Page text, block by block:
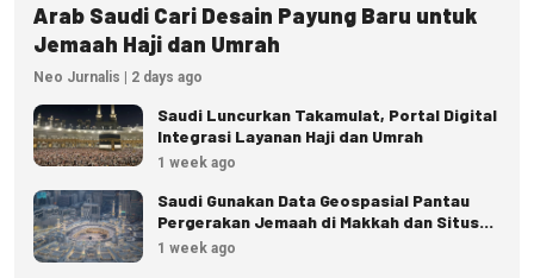
Arab Saudi Cari Desain Payung Baru untuk
Jemaah Haji dan Umrah
Neo Jurnalis | 2 days ago
Saudi Luncurkan Takamulat, Portal Digital
Integrasi Layanan Haji dan Umrah
1 week ago
Saudi Gunakan Data Geospasial Pantau
Pergerakan Jemaah di Makkah dan Situs
Suci
1 week ago